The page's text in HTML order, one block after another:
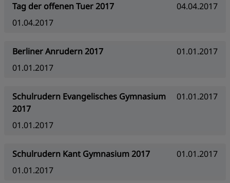
Tag der offenen Tuer 2017
04.04.2017
01.04.2017
Berliner Anrudern 2017
01.01.2017
01.01.2017
Schulrudern Evangelisches Gymnasium
2017
01.01.2017
01.01.2017
Schulrudern Kant Gymnasium 2017
01.01.2017
01.01.2017